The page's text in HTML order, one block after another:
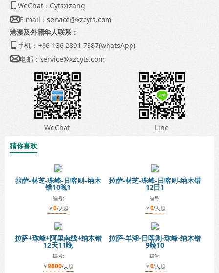
 WeChat：Cytsxizang
E-mail： service@xzcyts.com
港澳及外籍华人联系：
 手机：+86 136 2891 7887(whatsApp)
电邮： service@xzcyts.com
WeChat
Line
猜你喜欢
拉萨-林芝-珠峰-日喀则–纳木
错10晚1
编号:
￥0/人起
拉萨-林芝-珠峰-日喀则-纳木错
12日1
编号:
￥0/人起
拉萨+珠峰+阿里南线+纳木错
12天11晚
编号:
￥9800/人起
拉萨-羊湖-日喀则-珠峰-纳木错
9晚10
编号:
￥0/人起